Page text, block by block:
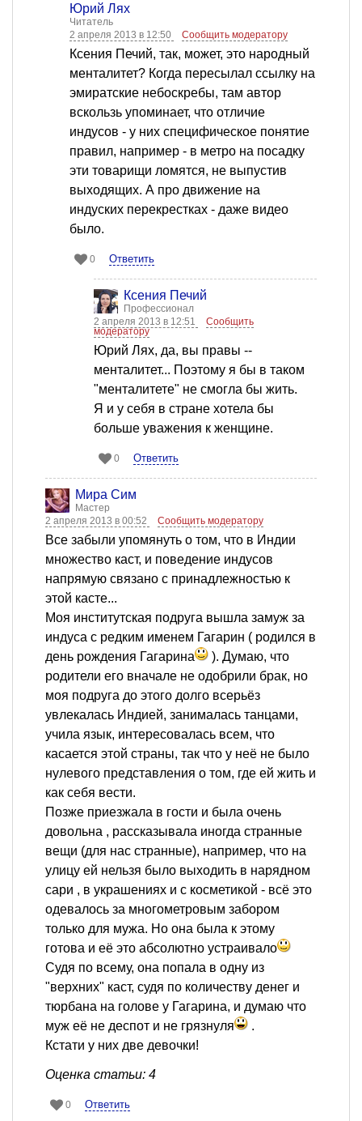
Юрий Лях
Читатель
2 апреля 2013 в 12:50
Сообщить модератору
Ксения Печий, так, может, это народный
менталитет? Когда пересылал ссылку на
эмиратские небоскребы, там автор
вскользь упоминает, что отличие
индусов - у них специфическое понятие
правил, например - в метро на посадку
эти товарищи ломятся, не выпустив
выходящих. А про движение на
индуских перекрестках - даже видео
было.
0 Ответить
Ксения Печий
Профессионал
2 апреля 2013 в 12:51
Сообщить
модератору
Юрий Лях, да, вы правы --
менталитет... Поэтому я бы в таком
"менталитете" не смогла бы жить.
Я и у себя в стране хотела бы
больше уважения к женщине.
0 Ответить
Мира Сим
Мастер
2 апреля 2013 в 00:52
Сообщить модератору
Все забыли упомянуть о том, что в Индии
множество каст, и поведение индусов
напрямую связано с принадлежностью к
этой касте...
Моя институтская подруга вышла замуж за
индуса с редким именем Гагарин ( родился в
день рождения Гагарина
). Думаю, что
родители его вначале не одобрили брак, но
моя подруга до этого долго всерьёз
увлекалась Индией, занималась танцами,
учила язык, интересовалась всем, что
касается этой страны, так что у неё не было
нулевого представления о том, где ей жить и
как себя вести.
Позже приезжала в гости и была очень
довольна , рассказывала иногда странные
вещи (для нас странные), например, что на
улицу ей нельзя было выходить в нарядном
сари , в украшениях и с косметикой - всё это
одевалось за многометровым забором
только для мужа. Но она была к этому
готова и её это абсолютно устраивало
Судя по всему, она попала в одну из
"верхних" каст, судя по количеству денег и
тюрбана на голове у Гагарина, и думаю что
муж её не деспот и не грязнуля
.
Кстати у них две девочки!
Оценка статьи: 4
0 Ответить